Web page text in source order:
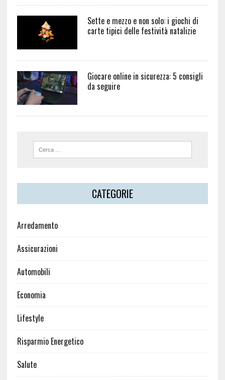
Sette e mezzo e non solo: i giochi di
carte tipici delle festività natalizie
Giocare online in sicurezza: 5 consigli
da seguire
CATEGORIE
Arredamento
Assicurazioni
Automobili
Economia
Lifestyle
Risparmio Energetico
Salute